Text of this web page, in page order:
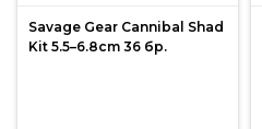
Savage Gear Cannibal Shad
Kit 5.5–6.8cm 36 бр.